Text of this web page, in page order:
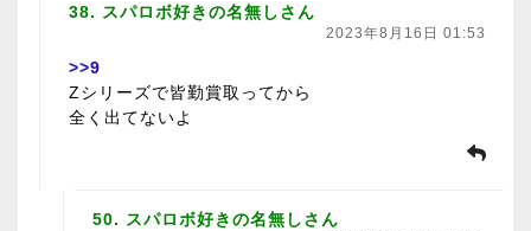
38. スパロボ好きの名無しさん
2023年8月16日 01:53
>>9
Zシリーズで皆勤賞取ってから
全く出てないよ
50. スパロボ好きの名無しさん